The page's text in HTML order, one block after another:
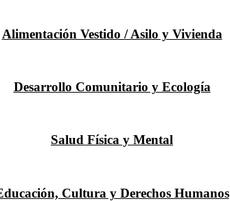
Alimentación Vestido / Asilo y Vivienda
Desarrollo Comunitario y Ecología
Salud Física y Mental
Cultura y Derechos Humanos